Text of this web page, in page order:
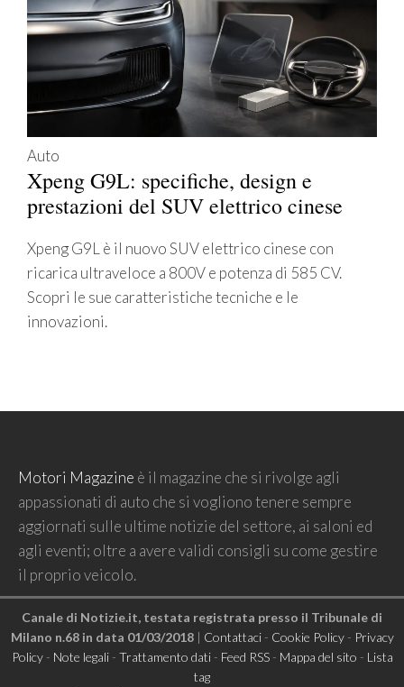
Auto
Xpeng G9L: specifiche, design e
prestazioni del SUV elettrico cinese
Xpeng G9L è il nuovo SUV elettrico cinese con
ricarica ultraveloce a 800V e potenza di 585 CV.
Scopri le sue caratteristiche tecniche e le
innovazioni.
Motori Magazine è il magazine che si rivolge agli
appassionati di auto che si vogliono tenere sempre
aggiornati sulle ultime notizie del settore, ai saloni ed
agli eventi; oltre a avere validi consigli su come gestire
il proprio veicolo.
Canale di Notizie.it, testata registrata presso il Tribunale di
Milano n.68 in data 01/03/2018| Contattaci- Cookie Policy- Privacy
Policy- Note legali- Trattamento dati- Feed RSS- Mappa del sito - Lista
tag